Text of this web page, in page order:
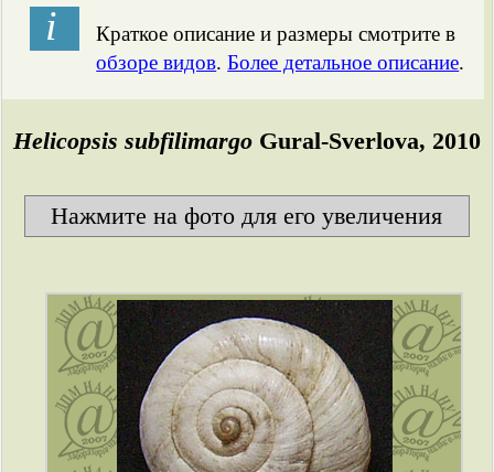
і
Краткое описание и размеры смотрите в
обзоре видов.Более детальное описание.
Helicopsis subfilimargoGural-Sverlova, 2010
Нажмите на фото для его увеличения